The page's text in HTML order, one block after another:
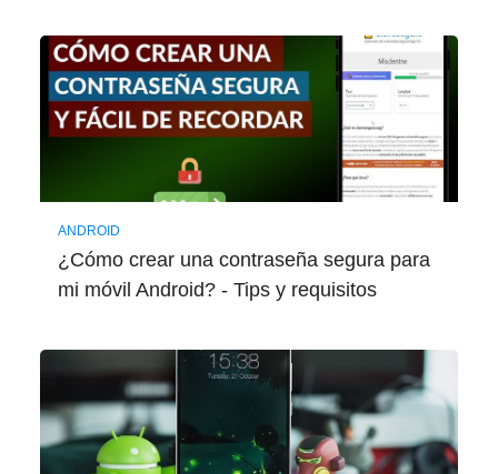
ANDROID
¿Cómo crear una contraseña segura para
mi móvil Android? - Tips y requisitos